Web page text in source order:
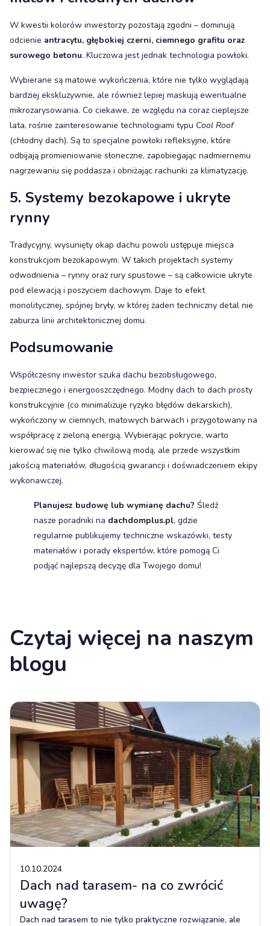
W kwestii kolorów inwestorzy pozostają zgodni – dominują
odcienie antracytu, głębokiej czerni, ciemnego grafitu oraz
surowego betonu. Kluczowa jest jednak technologia powłoki.
Wybierane są matowe wykończenia, które nie tylko wyglądają
bardziej ekskluzywnie, ale również lepiej maskują ewentualne
mikrozarysowania. Co ciekawe, ze względu na coraz cieplejsze
lata, rośnie zainteresowanie technologiami typu Cool Roof
(chłodny dach). Są to specjalne powłoki refleksyjne, które
odbijają promieniowanie słoneczne, zapobiegając nadmiernemu
nagrzewaniu się poddasza i obniżając rachunki za klimatyzację.
5. Systemy bezokapowe i ukryte
rynny
Tradycyjny, wysunięty okap dachu powoli ustępuje miejsca
konstrukcjom bezokapowym. W takich projektach systemy
odwodnienia – rynny oraz rury spustowe – są całkowicie ukryte
pod elewacją i poszyciem dachowym. Daje to efekt
monolitycznej, spójnej bryły, w której żaden techniczny detal nie
zaburza linii architektonicznej domu.
Podsumowanie
Współczesny inwestor szuka dachu bezobsługowego,
bezpiecznego i energooszczędnego. Modny dach to dach prosty
konstrukcyjnie (co minimalizuje ryzyko błędów dekarskich),
wykończony w ciemnych, matowych barwach i przygotowany na
współpracę z zieloną energią. Wybierając pokrycie, warto
kierować się nie tylko chwilową modą, ale przede wszystkim
jakością materiałów, długością gwarancji i doświadczeniem ekipy
wykonawczej.
Planujesz budowę lub wymianę dachu? Śledź
nasze poradniki na dachdomplus.pl, gdzie
regularnie publikujemy techniczne wskazówki, testy
materiałów i porady ekspertów, które pomogą Ci
podjąć najlepszą decyzję dla Twojego domu!
Czytaj więcej na naszym
blogu
10.10.2024
Dach nad tarasem- na co zwrócić
uwagę?
Dach nad tarasem to nie tylko praktyczne rozwiązanie, ale